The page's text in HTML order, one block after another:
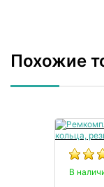
Похожие
В